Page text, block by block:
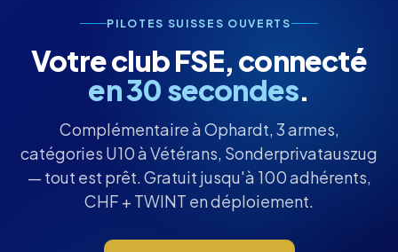
PILOTES SUISSES OUVERTS
Votre club FSE, connecté
en 30 secondes.
Complémentaire à Ophardt, 3 armes,
catégories U10 à Vétérans, Sonderprivatauszug
— tout est prêt. Gratuit jusqu'à 100 adhérents,
CHF + TWINT en déploiement.